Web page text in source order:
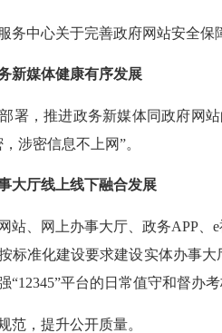
中心关于完善政府网站安全保
新媒体健康有序发展
，推进政务新媒体同政府网站
涉密信息不上网”。
大厅线上线下融合发展
、网上办事大厅、政务APP、e
标准化建设要求建设实体办事
“12345”平台的日常值守和督办
，提升公开质量。